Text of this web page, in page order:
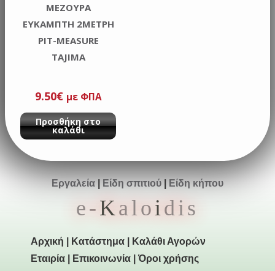
ΜΕΖΟΥΡΑ
ΕΥΚΑΜΠΤΗ 2MΕΤΡΗ
PIT-MEASURE
TAJIMA
9.50€ με ΦΠΑ
Προσθήκη στο
καλάθι
Εργαλεία Είδη σπιτιού Είδη κήπου
e-Kaloidis
Αρχική Κατάστημα
Καλάθι Αγορών
Εταιρία
Επικοινωνία |Όροι χρήσης